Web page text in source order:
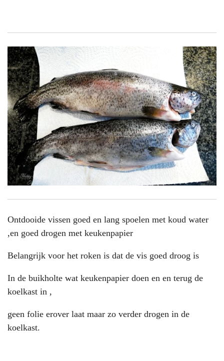
Ontdooide vissen goed en lang spoelen met koud water
,en goed drogen met keukenpapier
Belangrijk voor het roken is dat de vis goed droog is
In de buikholte wat keukenpapier doen en en terug de
koelkast in ,
geen folie erover laat maar zo verder drogen in de
koelkast.